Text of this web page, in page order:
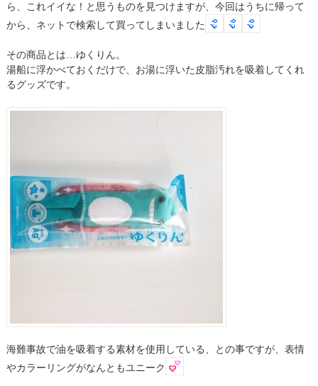
ら、これイイな！と思うものを見つけますが、今回はうちに帰って
から、ネットで検索して買ってしまいました
その商品とは…ゆくりん。
湯船に浮かべておくだけで、お湯に浮いた皮脂汚れを吸着してくれ
るグッズです。
海難事故で油を吸着する素材を使用している、との事ですが、表情
やカラーリングがなんともユニーク